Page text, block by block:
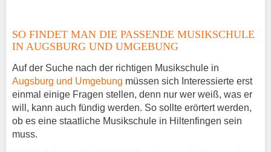
Gitarrenunterricht Hiltenfingen
Musiklehrer Stellenangebote – Hiltenfingen
SO FINDET MAN DIE PASSENDE MUSIKSCHULE
IN AUGSBURG UND UMGEBUNG
Auf der Suche nach der richtigen Musikschule in
Augsburg und Umgebung müssen sich Interessierte erst
einmal einige Fragen stellen, denn nur wer weiß, was er
will, kann auch fündig werden. So sollte erörtert werden,
ob es eine staatliche Musikschule in Hiltenfingen sein
muss.